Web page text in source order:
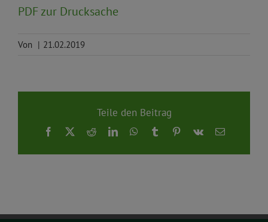
PDF zur Drucksache
Von | 21.02.2019
Teile den Beitrag
Facebook
X RedditLinkedInWhatsApp
TumblrPinterest
Vk
E-